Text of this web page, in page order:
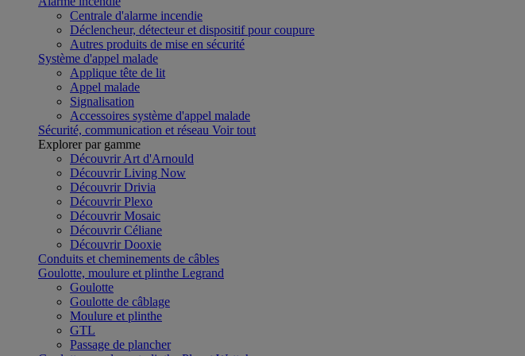
Centrale d'alarme incendie
Déclencheur, détecteur et dispositif pour coupure
Autres produits de mise en sécurité
Système d'appel malade
Applique tête de lit
Appel malade
Signalisation
Accessoires système d'appel malade
Sécurité, communication et réseau Voir tout
Explorer par gamme
Découvrir Art d'Arnould
Découvrir Living Now
Découvrir Drivia
Découvrir Plexo
Découvrir Mosaic
Découvrir Céliane
Découvrir Dooxie
Conduits et cheminements de câbles
Goulotte, moulure et plinthe Legrand
Goulotte
Goulotte de câblage
Moulure et plinthe
GTL
Passage de plancher